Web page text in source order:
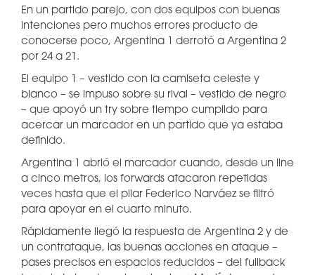
En un partido parejo, con dos equipos con buenas
intenciones pero muchos errores producto de
conocerse poco, Argentina 1 derrotó a Argentina 2
por 24 a 21.
El equipo 1 – vestido con la camiseta celeste y
blanco – se impuso sobre su rival – vestido de negro
– que apoyó un try sobre tiempo cumplido para
acercar un marcador en un partido que ya estaba
definido.
Argentina 1 abrió el marcador cuando, desde un line
a cinco metros, los forwards atacaron repetidas
veces hasta que el pilar Federico Narváez se filtró
para apoyar en el cuarto minuto.
Rápidamente llegó la respuesta de Argentina 2 y de
un contrataque, las buenas acciones en ataque –
pases precisos en espacios reducidos – del fullback